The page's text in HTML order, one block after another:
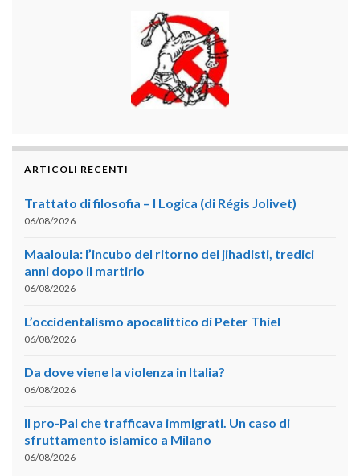
ARTICOLI RECENTI
Trattato di filosofia – I Logica (di Régis Jolivet)
06/08/2026
Maaloula: l’incubo del ritorno dei jihadisti, tredici
anni dopo il martirio
06/08/2026
L’occidentalismo apocalittico di Peter Thiel
06/08/2026
Da dove viene la violenza in Italia?
06/08/2026
Il pro-Pal che trafficava immigrati. Un caso di
sfruttamento islamico a Milano
06/08/2026